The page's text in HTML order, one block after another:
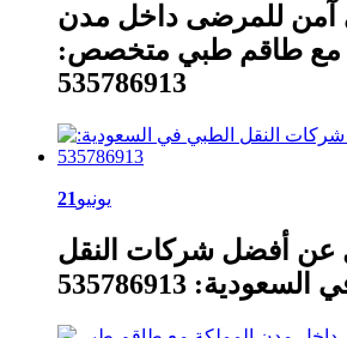
آمن للمرضى داخل مدن
مع طاقم طبي متخصص:
535786913
21يونيو
عن أفضل شركات النقل
535786913